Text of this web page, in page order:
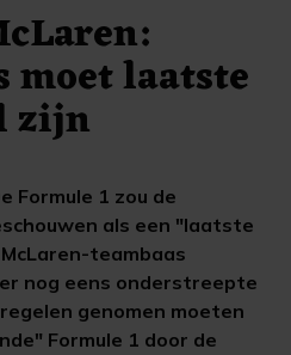
moet laatste
zijn
Formule 1 zou de
als een "laatste
teambaas
nog eens onderstreepte
genomen moeten
Formule 1 door de